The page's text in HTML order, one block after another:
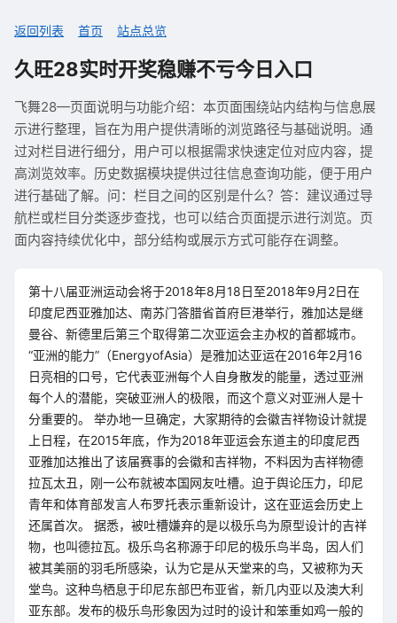
返回列表 首页 站点总览
久旺28实时开奖稳赚不亏今日入口
飞舞28—页面说明与功能介绍：本页面围绕站内结构与信息展
示进行整理，旨在为用户提供清晰的浏览路径与基础说明。通
过对栏目进行细分，用户可以根据需求快速定位对应内容，提
高浏览效率。历史数据模块提供过往信息查询功能，便于用户
进行基础了解。问：栏目之间的区别是什么？答：建议通过导
航栏或栏目分类逐步查找，也可以结合页面提示进行浏览。页
面内容持续优化中，部分结构或展示方式可能存在调整。
第十八届亚洲运动会将于2018年8月18日至2018年9月2日在
印度尼西亚雅加达、南苏门答腊省首府巨港举行，雅加达是继
曼谷、新德里后第三个取得第二次亚运会主办权的首都城市。
“亚洲的能力”（EnergyofAsia）是雅加达亚运在2016年2月16
日亮相的口号，它代表亚洲每个人自身散发的能量，透过亚洲
每个人的潜能，突破亚洲人的极限，而这个意义对亚洲人是十
分重要的。 举办地一旦确定，大家期待的会徽吉祥物设计就提
上日程，在2015年底，作为2018年亚运会东道主的印度尼西
亚雅加达推出了该届赛事的会徽和吉祥物，不料因为吉祥物德
拉瓦太丑，刚一公布就被本国网友吐槽。迫于舆论压力，印尼
青年和体育部发言人布罗托表示重新设计，这在亚运会历史上
还属首次。 据悉，被吐槽嫌弃的是以极乐鸟为原型设计的吉祥
物，也叫德拉瓦。极乐鸟名称源于印尼的极乐鸟半岛，因人们
被其美丽的羽毛所感染，认为它是从天堂来的鸟，又被称为天
堂鸟。这种鸟栖息于印尼东部巴布亚省，新几内亚以及澳大利
亚东部。发布的极乐鸟形象因为过时的设计和笨重如鸡一般的